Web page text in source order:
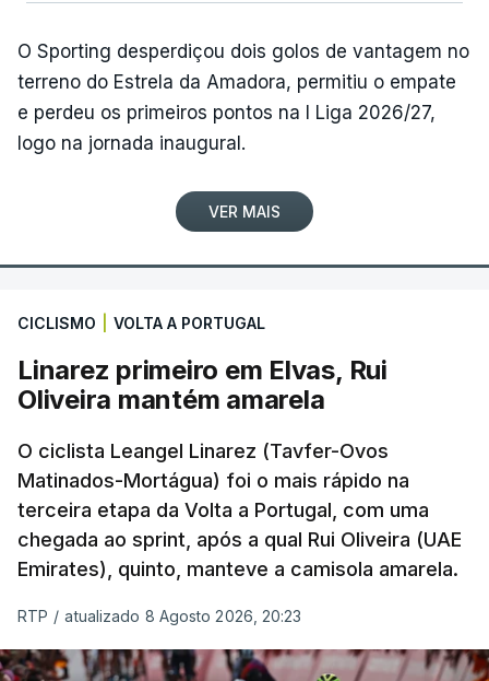
O Sporting desperdiçou dois golos de vantagem no
terreno do Estrela da Amadora, permitiu o empate
e perdeu os primeiros pontos na I Liga 2026/27,
logo na jornada inaugural.
VER MAIS
CICLISMO VOLTA A PORTUGAL
Linarez primeiro em Elvas, Rui
Oliveira mantém amarela
O ciclista Leangel Linarez (Tavfer-Ovos
Matinados-Mortágua) foi o mais rápido na
terceira etapa da Volta a Portugal, com uma
chegada ao sprint, após a qual Rui Oliveira (UAE
Emirates), quinto, manteve a camisola amarela.
RTP / atualizado 8 Agosto 2026, 20:23